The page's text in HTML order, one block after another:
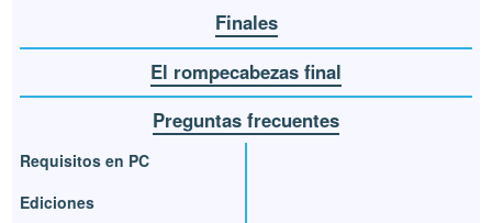
Finales
El rompecabezas final
Preguntas frecuentes
Requisitos en PC
Ediciones